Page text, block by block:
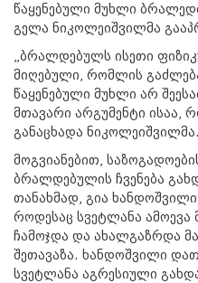
წაყენებული მუხლი
გელა ნიკოლეიშვილმა
„ბრალდებულს ისეთი
მიღებული, რომლის
წაყენებული მუხლი არ
მთავარი არგუმენტი ისაა,
განაცხადა ნიკოლეიშვილმა.
მოგვიანებით,
ბრალდებულის ჩვენება
თანახმად, გია
როდესაც სვეტლანა ამოევა
ჩამოჯდა და ახალგაზრდა
შეთავაზა. ხანდოშვილი
სვეტლანა აგრესიული